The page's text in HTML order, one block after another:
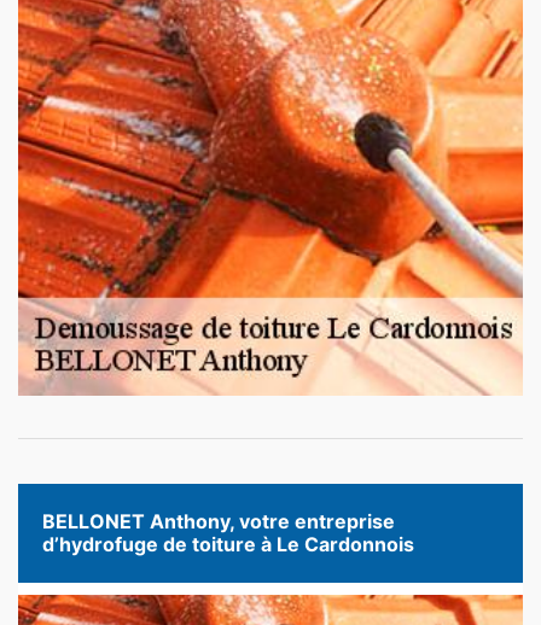
BELLONET Anthony, votre entreprise
d’hydrofuge de toiture à Le Cardonnois